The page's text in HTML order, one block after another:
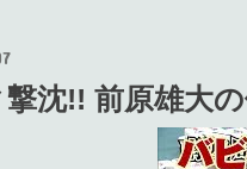
沈!! 前原雄大